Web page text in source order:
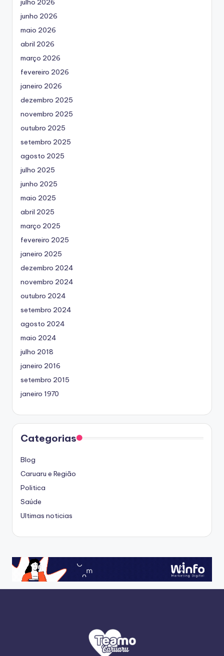
julho 2026
junho 2026
maio 2026
abril 2026
março 2026
fevereiro 2026
janeiro 2026
dezembro 2025
novembro 2025
outubro 2025
setembro 2025
agosto 2025
julho 2025
junho 2025
maio 2025
abril 2025
março 2025
fevereiro 2025
janeiro 2025
dezembro 2024
novembro 2024
outubro 2024
setembro 2024
agosto 2024
maio 2024
julho 2018
janeiro 2016
setembro 2015
janeiro 1970
Categorias
Blog
Caruaru e Região
Politica
Saúde
Ultimas noticias